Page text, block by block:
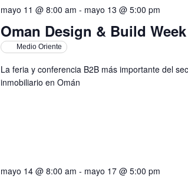
Oman Design & Build Week
mayo 11 @ 8:00 am - mayo 13 @ 5:00 pm
Medio Oriente
La feria y conferencia B2B más importante del
inmobiliario en Omán
mayo 14 @ 8:00 am - mayo 17 @ 5:00 pm